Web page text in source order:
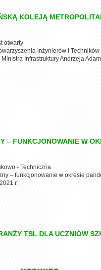
KOLEJĄ
otwarty
Inżynierów i
Ministra Infrastruktury Andrzeja
– FUNKCJONOWANIE W
- Techniczna
– funkcjonowanie w okresie
r.
TSL DLA UCZNIÓW